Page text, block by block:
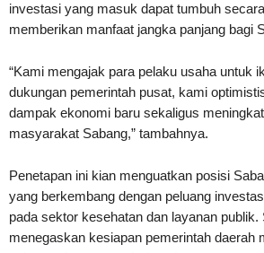
investasi yang masuk dapat tumbuh
memberikan manfaat jangka panjang bagi
“Kami mengajak para pelaku usaha untuk
dukungan pemerintah pusat, kami
dampak ekonomi baru sekaligus
masyarakat Sabang,” tambahnya.
Penetapan ini kian menguatkan posisi
yang berkembang dengan peluang
pada sektor kesehatan dan layanan publik.
menegaskan kesiapan pemerintah daerah